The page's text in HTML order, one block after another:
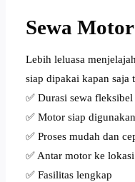
Sewa
Lebih leluasa
siap dipakai kapan saja
✅ Durasi sewa fleksibel
✅ Motor siap digunakan
✅ Proses mudah dan
✅ Antar motor ke lokasi
✅ Fasilitas lengkap